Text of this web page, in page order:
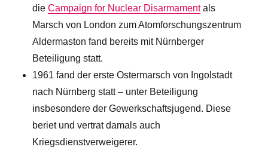
dieCampaign for Nuclear Disarmamentals
Marsch von London zum Atomforschungszentrum
Aldermaston fand bereits mit Nürnberger
Beteiligung statt.
1961 fand der erste Ostermarsch von Ingolstadt
nach Nürnberg statt – unter Beteiligung
insbesondere der Gewerkschaftsjugend. Diese
beriet und vertrat damals auch
Kriegsdienstverweigerer.